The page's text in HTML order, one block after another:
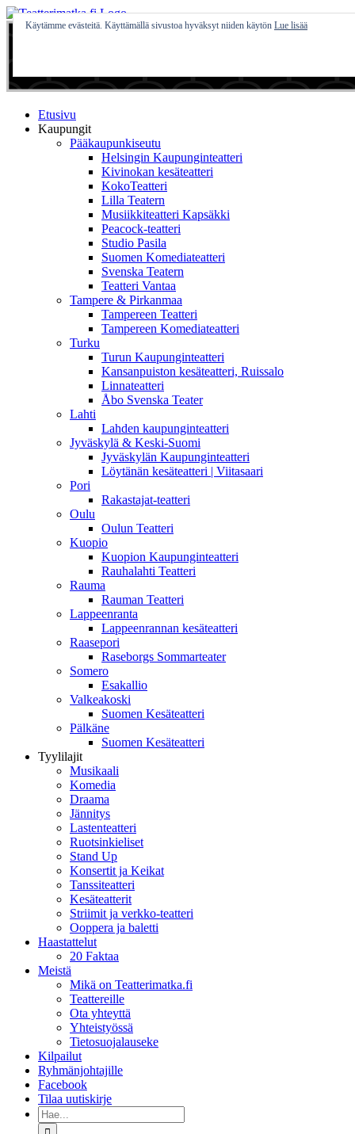
Skip
to
Etusivu
Kaupungit
Pääkaupunkiseutu
Helsingin Kaupunginteatteri
Kivinokan kesäteatteri
KokoTeatteri
Lilla Teatern
Musiikkiteatteri Kapsäkki
Peacock-teatteri
Studio Pasila
Suomen Komediateatteri
Svenska Teatern
Teatteri Vantaa
Tampere & Pirkanmaa
Tampereen Teatteri
Tampereen Komediateatteri
Turku
Turun Kaupunginteatteri
Kansanpuiston kesäteatteri, Ruissalo
Linnateatteri
Åbo Svenska Teater
Lahti
Lahden kaupunginteatteri
Jyväskylä & Keski-Suomi
Jyväskylän Kaupunginteatteri
Löytänän kesäteatteri | Viitasaari
Pori
Rakastajat-teatteri
Oulu
Oulun Teatteri
Kuopio
Kuopion Kaupunginteatteri
Rauhalahti Teatteri
Rauma
Rauman Teatteri
Lappeenranta
Lappeenrannan kesäteatteri
Raasepori
Raseborgs Sommarteater
Somero
Esakallio
Valkeakoski
Suomen Kesäteatteri
Pälkäne
Suomen Kesäteatteri
Tyylilajit
Musikaali
Komedia
Draama
Jännitys
Lastenteatteri
Ruotsinkieliset
Stand Up
Konsertit ja Keikat
Tanssiteatteri
Kesäteatterit
Striimit ja verkko-teatteri
Ooppera ja baletti
Haastattelut
20 Faktaa
Meistä
Mikä on Teatterimatka.fi
Teattereille
Ota yhteyttä
Yhteistyössä
Tietosuojalauseke
Kilpailut
Ryhmänjohtajille
Facebook
Tilaa uutiskirje
Etsi
...
Käytämme evästeitä. Käyttämällä sivustoa hyväksyt niiden käytön Lue lisää